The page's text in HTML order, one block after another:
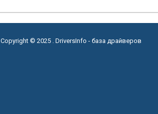
Copyright © 2025 . DriversInfo - база драйверов